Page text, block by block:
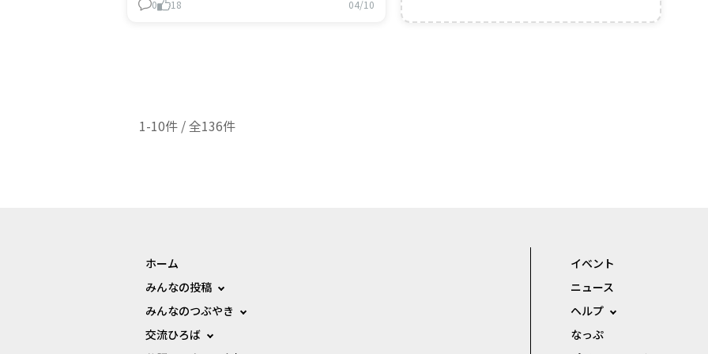
0 18 04/10
1-10件 / 全136件
ホーム
みんなの投稿
みんなのつぶやき
交流ひろば
イベント
ニュース
ヘルプ
なっぷ